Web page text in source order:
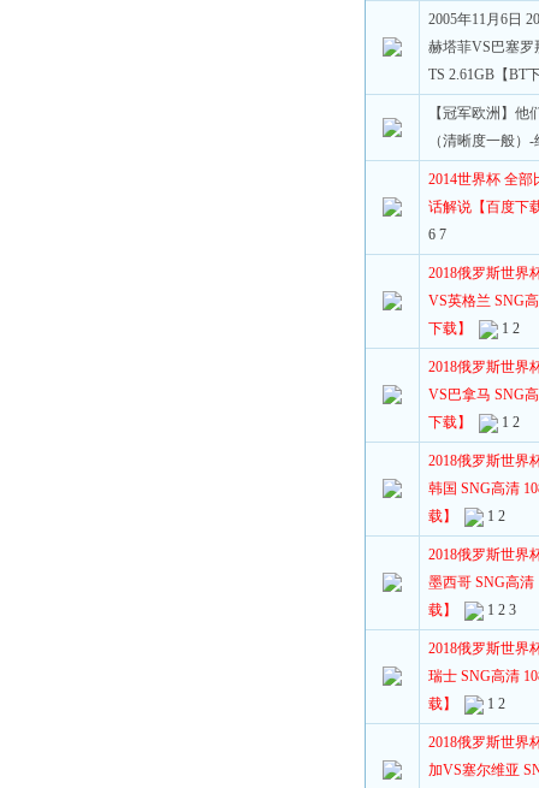
2005年11月6日
赫塔菲VS巴塞罗
TS 2.61GB【BT
【冠军欧洲】他
（清晰度一般）
2014世界杯 全部
话解说【百度下
6 7
2018俄罗斯世界
VS英格兰 SNG
下载】
1 2
2018俄罗斯世界
VS巴拿马 SNG
下载】
1 2
2018俄罗斯世界
韩国 SNG高清
载】
1 2
2018俄罗斯世界
墨西哥 SNG高清
载】
1 2 3
2018俄罗斯世界
瑞士 SNG高清
载】
1 2
2018俄罗斯世界
加VS塞尔维亚